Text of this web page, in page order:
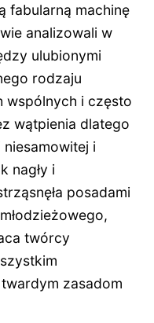
fabularną machinę
analizowali w
ulubionymi
rodzaju
wspólnych i często
wątpienia dlatego
i
nagły i
posadami
twórcy
zasadom